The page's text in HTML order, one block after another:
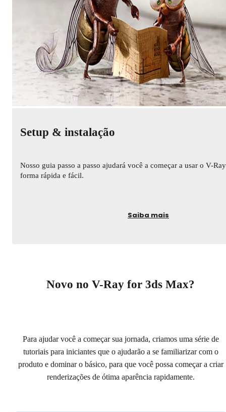
© Zombie
Setup & instalação
Nosso guia passo a passo ajudará você a começar a usar o V-
forma rápida e fácil.
Saiba mais
Novo no V-Ray for 3ds Max?
Para ajudar você a começar sua jornada, criamos uma série de
tutoriais para iniciantes que o ajudarão a se familiarizar com o
produto e dominar o básico, para que você possa começar a criar
renderizações de ótima aparência rapidamente.